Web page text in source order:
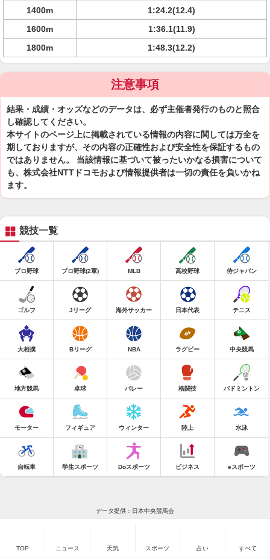
1400m
1:24.2(12.4)
1600m
1:36.1(11.9)
1800m
1:48.3(12.2)
注意事項
結果・成績・オッズなどのデータは、必ず主催者発行のものと照合
し確認してください。
本サイトのページ上に掲載されている情報の内容に関しては万全を
期しておりますが、その内容の正確性および安全性を保証するもの
ではありません。 当該情報に基づいて被ったいかなる損害について
も、株式会社NTTドコモおよび情報提供者は一切の責任を負いかね
ます。
競技一覧
プロ野球 プロ野球(2軍) MLB 高校野球 侍ジャパン
ゴルフ Jリーグ 海外サッカー 日本代表 テニス
大相撲 Bリーグ NBA ラグビー 中央競馬
地方競馬 卓球 バレー 格闘技 バドミントン
モーター フィギュア ウィンター 陸上 水泳
自転車 学生スポーツ Doスポーツ ビジネス eスポーツ
データ提供：日本中央競馬会
TOP ニュース 天気 スポーツ 占い すべて